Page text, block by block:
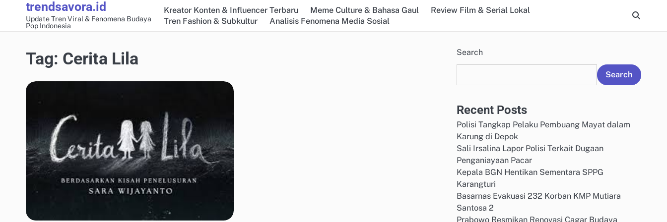
content
trendsavora.id
Update Tren Viral & Fenomena Budaya
Pop Indonesia
Kreator Konten & Influencer Terbaru Meme Culture & Bahasa Gaul
Review Film & Serial Lokal
Tren Fashion & Subkultur
Analisis Fenomena Media Sosial
Tag: Cerita Lila Search
Search
Recent Posts
Polisi Tangkap Pelaku Pembuang Mayat dalam
Karung di Depok
Sali Irsalina Lapor Polisi Terkait Dugaan
Penganiayaan Pacar
Kepala BGN Hentikan Sementara SPPG
Karangturi
Basarnas Evakuasi 232 Korban KMP Mutiara
Santosa 2
Prabowo Resmikan Renovasi Cagar Budaya